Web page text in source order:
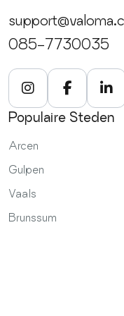
oriënteren op
workshops. Zo vul je
ontspanning,
regelmatig
Dankzij de
precies waar je aan
085-7730035
Populaire Steden
Arcen
Gulpen
Vaals
Brunssum